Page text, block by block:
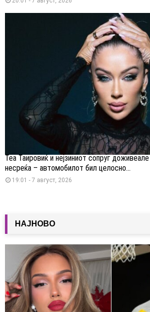
Теа Таировиќ и нејзиниот сопруг доживеале
несреќа – автомобилот бил целосно...
19:01 - 7 август, 2026
НАЈНОВО